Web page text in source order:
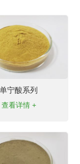
单宁酸系列
查看详情 +